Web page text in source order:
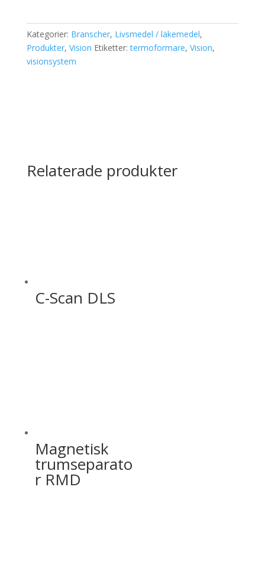
Kategorier: Branscher, Livsmedel / läkemedel,
Produkter, Vision Etiketter:termoformare, Vision,
visionsystem
Relaterade produkter
C-Scan DLS
Magnetisk
trumseparato
r RMD